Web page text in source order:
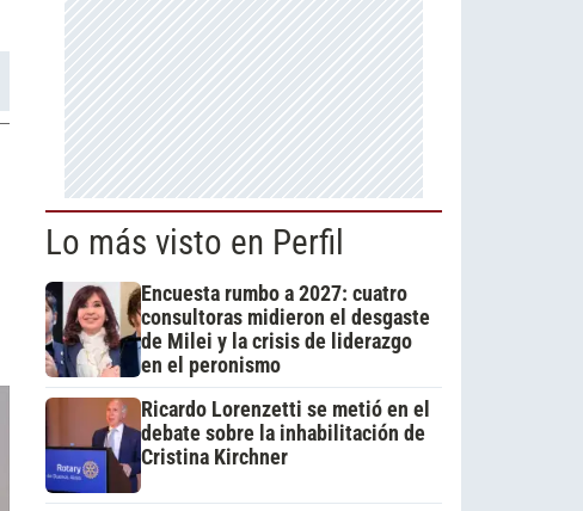
Lo más visto en Perfil
Encuesta rumbo a 2027: cuatro
consultoras midieron el desgaste
de Milei y la crisis de liderazgo
en el peronismo
Ricardo Lorenzetti se metió en el
debate sobre la inhabilitación de
Cristina Kirchner